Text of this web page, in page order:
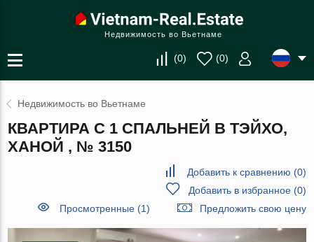
Недвижимость во Вьетнаме
(0) (0)
Недвижимость во Вьетнаме
КВАРТИРА С 1 СПАЛЬНЕЙ В ТЭЙХО,
ХАНОЙ , № 3150
Добавить к сравнению (0)
Добавить в избранное(0)
Просмотренные (1)
Предложить свою цену